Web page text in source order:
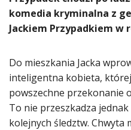
komedia kryminalna z
Jackiem Przypadkiem w
Do mieszkania Jacka
inteligentna kobieta,
powszechne przekonanie
To nie przeszkadza
kolejnych śledztw.